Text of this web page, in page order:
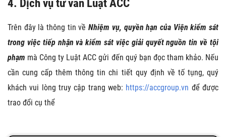
4. Dịch vụ tư vấn Luật ACC
Trên đây là thông tin vềNhiệm vụ, quyền hạn của Viện kiểm sát
trong việc tiếp nhận và kiểm sát việc giải quyết nguồn tin về tội
phạm mà Công ty Luật ACC gửi đến quý bạn đọc tham khảo. Nếu
cần cung cấp thêm thông tin chi tiết quy định về tố tụng, quý
khách vui lòng truy cập trang web: https://accgroup.vn để được
trao đổi cụ thể